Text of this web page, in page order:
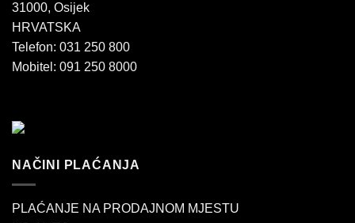
31000, Osijek
HRVATSKA
Telefon: 031 250 800
Mobitel: 091 250 8000
NAČINI PLAĆANJA
PLAĆANJE NA PRODAJNOM MJESTU